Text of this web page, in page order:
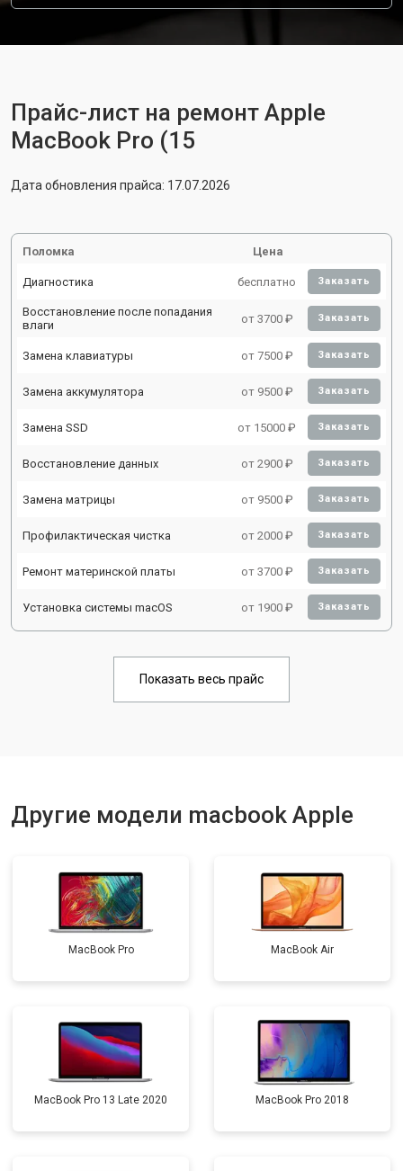
Прайс-лист на ремонт Apple
MacBook Pro (15
Дата обновления прайса: 17.07.2026
Поломка Цена
Диагностика бесплатно Заказать
Восстановление после попадания
влаги
от 3700 ₽ Заказать
Замена клавиатуры от 7500 ₽ Заказать
Замена аккумулятора от 9500 ₽ Заказать
Замена SSD от 15000 ₽ Заказать
Восстановление данных от 2900 ₽ Заказать
Замена матрицы от 9500 ₽ Заказать
Профилактическая чистка от 2000 ₽ Заказать
Ремонт материнской платы от 3700 ₽ Заказать
Установка системы macOS от 1900 ₽ Заказать
Показать весь прайс
Другие модели macbook Apple
MacBook Pro MacBook Air
MacBook Pro 13 Late 2020 MacBook Pro 2018